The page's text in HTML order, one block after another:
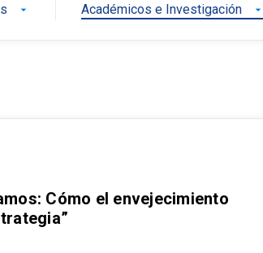
arrow_drop_down Académicos e Investigación arrow_drop_down
Cómo el envejecimiento